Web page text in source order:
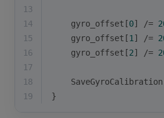
13
14
    gyro_offset[
0] /=
15
    gyro_offset[
1 ] /=
16
    gyro_offset[
2] /=
17
18
19
}